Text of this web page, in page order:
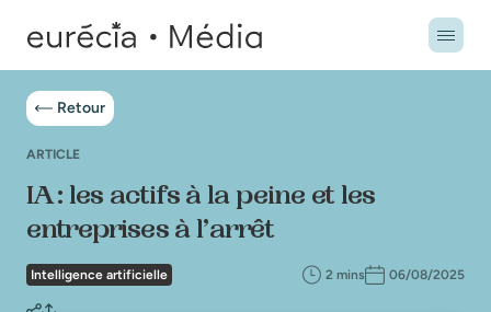
Retour
ARTICLE
IA : les actifs à la peine et les
entreprises à l’arrêt
Intelligence artificielle 2 mins 06/08/2025